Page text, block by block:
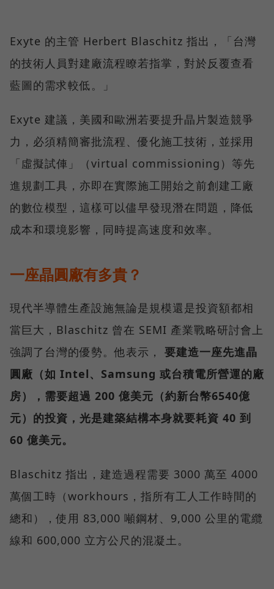
Exyte 的主管 Herbert Blaschitz 指出，「台灣
的技術人員對建廠流程瞭若指掌，對於反覆查看
藍圖的需求較低。」
Exyte 建議，美國和歐洲若要提升晶片製造競爭
力，必須精簡審批流程、優化施工技術，並採用
「虛擬試俥」（virtual commissioning）等先
進規劃工具，亦即在實際施工開始之前創建工廠
的數位模型，這樣可以儘早發現潛在問題，降低
成本和環境影響，同時提高速度和效率。
一座晶圓廠有多貴？
現代半導體生產設施無論是規模還是投資額都相
當巨大，Blaschitz 曾在 SEMI 產業戰略研討會上
強調了台灣的優勢。他表示， 要建造一座先進晶
圓廠（如 Intel、Samsung 或台積電所營運的廠
房），需要超過 200 億美元（約新台幣6540億
元）的投資，光是建築結構本身就要耗資 40 到
60 億美元。
Blaschitz 指出，建造過程需要 3000 萬至 4000
萬個工時（workhours，指所有工人工作時間的
總和），使用 83,000 噸鋼材、9,000 公里的電纜
線和 600,000 立方公尺的混凝土。